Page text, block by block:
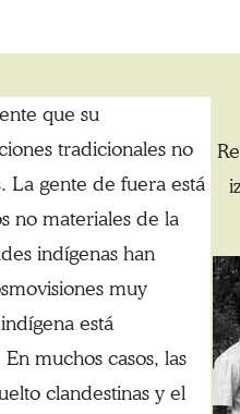
que su
tradicionales no
La gente de fuera está
no materiales de la
indígenas han
muy
está
muchos casos, las
clandestinas y el